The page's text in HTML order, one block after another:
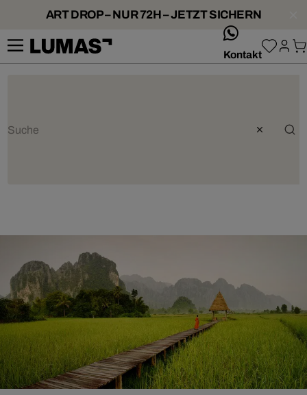
ART DROP – NUR 72H – JETZT SICHERN
Kontakt